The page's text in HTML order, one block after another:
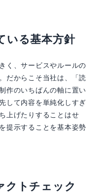
いる基本方針
く、サービスやルールの
だからこそ当社は、「読
作のいちばんの軸に置い
して内容を単純化しすぎ
上げたりすることはせ
提示することを基本姿勢
クトチェック